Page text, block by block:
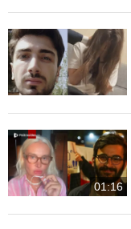
01:16